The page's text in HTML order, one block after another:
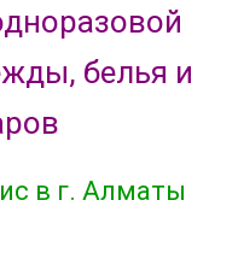
белья и
в г. Алматы